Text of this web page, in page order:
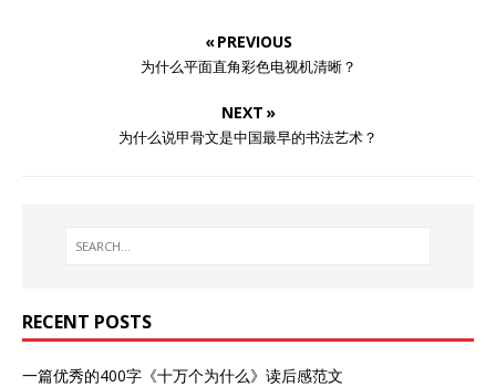
« PREVIOUS
为什么平面直角彩色电视机清晰？
NEXT »
为什么说甲骨文是中国最早的书法艺术？
RECENT POSTS
一篇优秀的400字《十万个为什么》读后感范文